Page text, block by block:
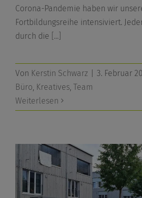
Corona-Pandemie haben wir
Fortbildungsreihe intensiviert.
durch die [...]
Von Kerstin Schwarz 3. Februar
Büro, Kreatives, Team
Weiterlesen